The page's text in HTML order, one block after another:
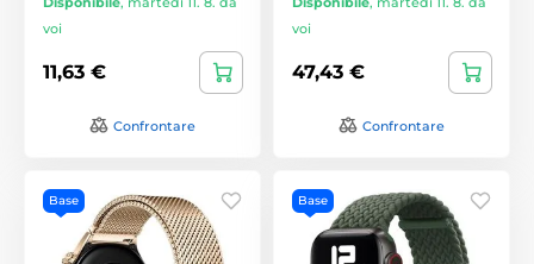
voi
11,63 €
Confrontare
voi
47,43 €
Confrontare
Base Base